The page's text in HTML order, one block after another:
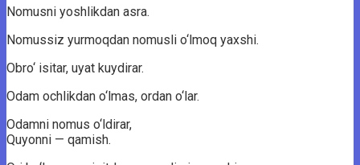
Nomusni yoshlikdan asra.
Nomussiz yurmoqdan nomusli o‘lmoq yaxshi.
Obro‘ isitar, uyat kuydirar.
Odam ochlikdan o‘lmas, ordan o‘lar.
Odamni nomus o‘ldirar,
Quyonni — qamish.